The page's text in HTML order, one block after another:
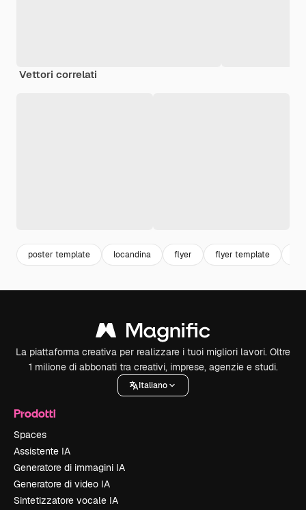
Vettori correlati
poster template locandina flyer flyer template
La piattaforma creativa per realizzare i tuoi migliori lavori. Oltre
1 milione di abbonati tra creativi, imprese, agenzie e studi.
Italiano
Prodotti
Spaces
Assistente IA
Generatore di immagini IA
Generatore di video IA
Sintetizzatore vocale IA